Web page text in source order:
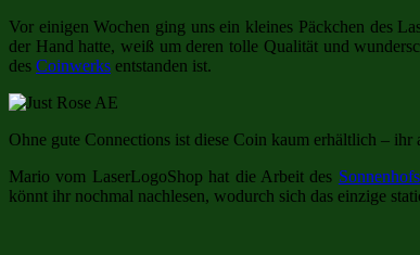
Vor einigen Wochen ging uns ein kleines Päckchen des
der Hand hatte, weiß um deren tolle Qualität und
des Coinwerks entstanden ist.
Ohne gute Connections ist diese Coin kaum erhältlich –
Mario vom LaserLogoShop hat die Arbeit des Sonnenhofs
könnt ihr nochmal nachlesen, wodurch sich das einzige